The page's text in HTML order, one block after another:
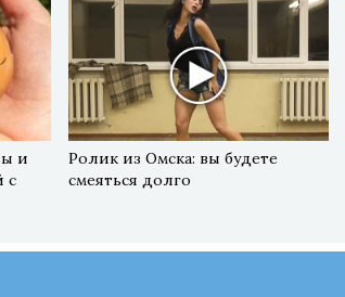
и
с
Ролик из Омска: вы будете
смеяться долго